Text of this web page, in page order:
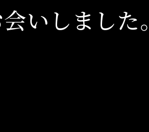
いしました。